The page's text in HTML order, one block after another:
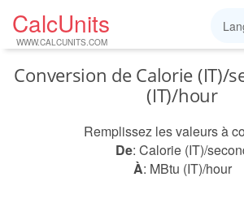
CalcUnits
WWW.CALCUNITS.COM
Conversion de Calorie (IT)/
(IT)/hour
Remplissez les valeurs à
De: Calorie (IT)/
À: MBtu (IT)/hour